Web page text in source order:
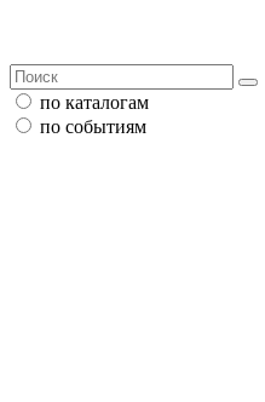
по каталогам
по событиям